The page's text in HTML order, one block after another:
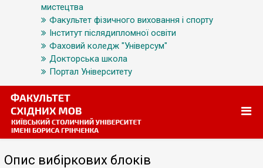
мистецтва
Факультет фізичного виховання і спорту
Інститут післядипломної освіти
Фаховий коледж "Універсум"
Докторська школа
Портал Університету
Опис вибіркових блоків